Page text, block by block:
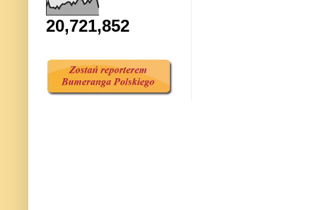
20,721,852